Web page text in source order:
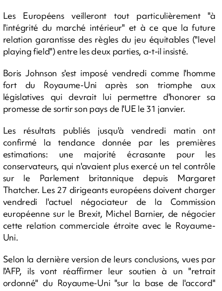
Les Européens veilleront tout particulièrement "à
l'intégrité du marché intérieur" et à ce que la future
relation garantisse des règles du jeu équitables ("level
playing field") entre les deux parties, a-t-il insisté.
Boris Johnson s'est imposé vendredi comme l'homme
fort du Royaume-Uni après son triomphe aux
législatives qui devrait lui permettre d'honorer sa
promesse de sortir son pays de l'UE le 31 janvier.
Les résultats publiés jusqu'à vendredi matin ont
confirmé la tendance donnée par les premières
estimations: une majorité écrasante pour les
conservateurs, qui n'avaient plus exercé un tel contrôle
sur le Parlement britannique depuis Margaret
Thatcher. Les 27 dirigeants européens doivent charger
vendredi l'actuel négociateur de la Commission
européenne sur le Brexit, Michel Barnier, de négocier
cette relation commerciale étroite avec le Royaume-
Uni.
Selon la dernière version de leurs conclusions, vues par
l'AFP, ils vont réaffirmer leur soutien à un "retrait
ordonné" du Royaume-Uni "sur la base de l'accord"